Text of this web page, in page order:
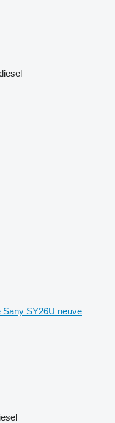
Sany SY26U neuve